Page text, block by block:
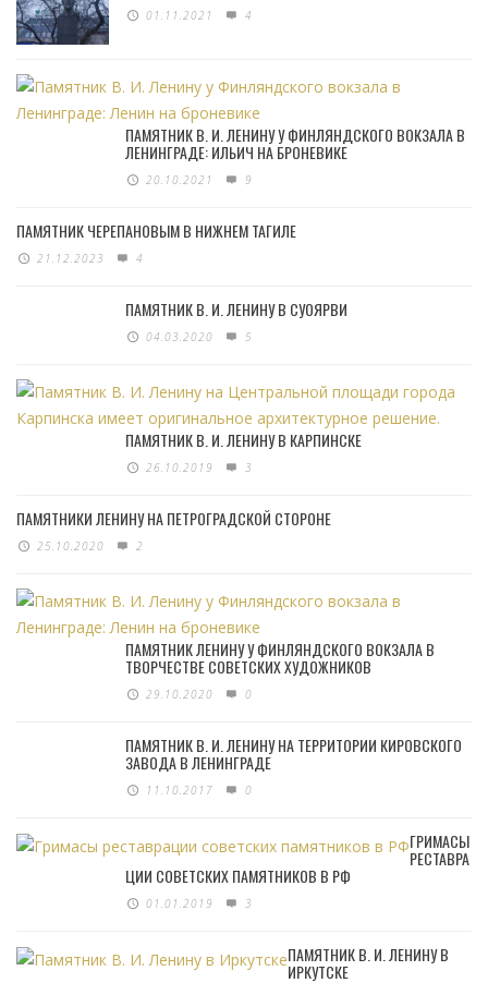
01.11.2021 4
ПАМЯТНИК В. И. ЛЕНИНУ У ФИНЛЯНДСКОГО ВОКЗАЛА В
ЛЕНИНГРАДЕ: ИЛЬИЧ НА БРОНЕВИКЕ
20.10.2021 9
ПАМЯТНИК ЧЕРЕПАНОВЫМ В НИЖНЕМ ТАГИЛЕ
21.12.2023 4
ПАМЯТНИК В. И. ЛЕНИНУ В СУОЯРВИ
04.03.2020 5
ПАМЯТНИК В. И. ЛЕНИНУ В КАРПИНСКЕ
26.10.2019 3
ПАМЯТНИКИ ЛЕНИНУ НА ПЕТРОГРАДСКОЙ СТОРОНЕ
25.10.2020 2
ПАМЯТНИК ЛЕНИНУ У ФИНЛЯНДСКОГО ВОКЗАЛА В
ТВОРЧЕСТВЕ СОВЕТСКИХ ХУДОЖНИКОВ
29.10.2020 0
ПАМЯТНИК В. И. ЛЕНИНУ НА ТЕРРИТОРИИ КИРОВСКОГО
ЗАВОДА В ЛЕНИНГРАДЕ
11.10.2017 0
ГРИМАСЫ
РЕСТАВРА
ЦИИ СОВЕТСКИХ ПАМЯТНИКОВ В РФ
01.01.2019 3
ПАМЯТНИК В. И. ЛЕНИНУ В
ИРКУТСКЕ